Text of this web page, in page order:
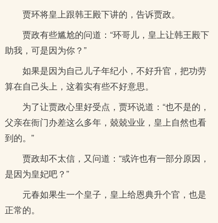
贾环将皇上跟韩王殿下讲的，告诉贾政。
贾政有些尴尬的问道：“环哥儿，皇上让韩王殿下
助我，可是因为你？”
如果是因为自己儿子年纪小，不好升官，把功劳
算在自己头上，这着实有些不好意思。
为了让贾政心里好受点，贾环说道：“也不是的，
父亲在衙门办差这么多年，兢兢业业，皇上自然也看
到的。”
贾政却不太信，又问道：“或许也有一部分原因，
是因为皇妃吧？”
元春如果生一个皇子，皇上给恩典升个官，也是
正常的。